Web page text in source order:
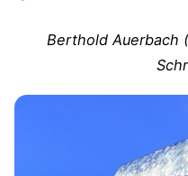
Berthold Auerbach (